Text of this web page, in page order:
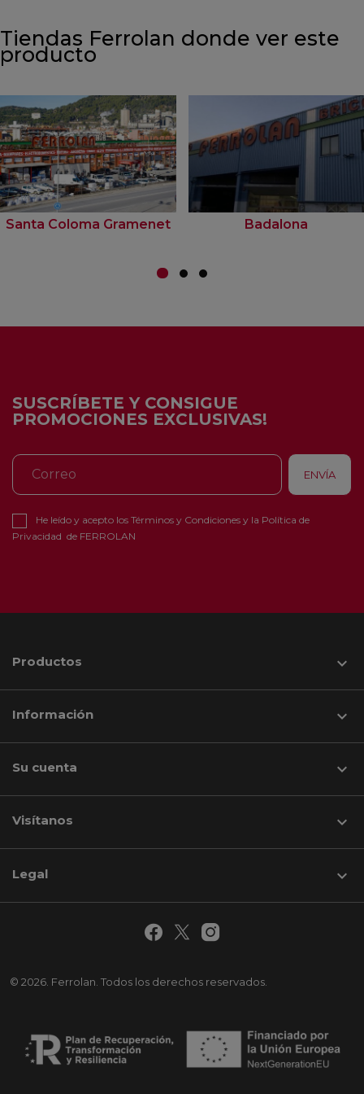
Tiendas Ferrolan donde ver este
producto
Santa Coloma Gramenet Badalona
SUSCRÍBETE Y CONSIGUE
PROMOCIONES EXCLUSIVAS!
He leído y acepto los Términos y Condiciones y la Política de
Privacidad de FERROLAN
Productos 
Información 
Su cuenta 
Visítanos keyboard_arrow_down
© 2026. Ferrolan. Todos los derechos reservados.
Legal 